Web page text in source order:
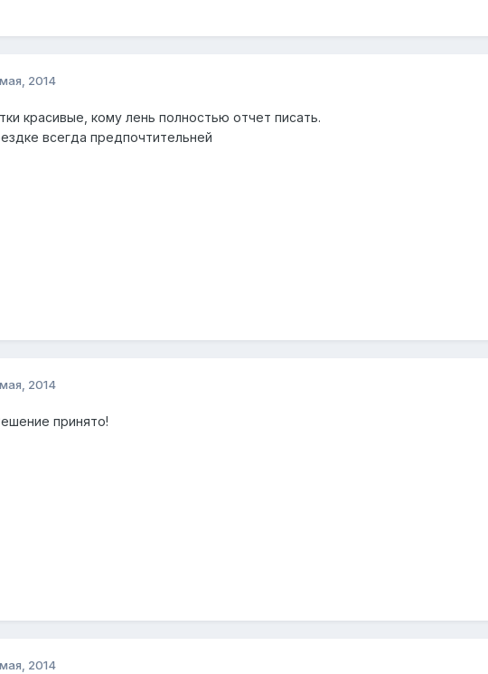
2014
красивые, кому лень полностью отчет писать.
всегда предпочтительней
2014
принято!
2014